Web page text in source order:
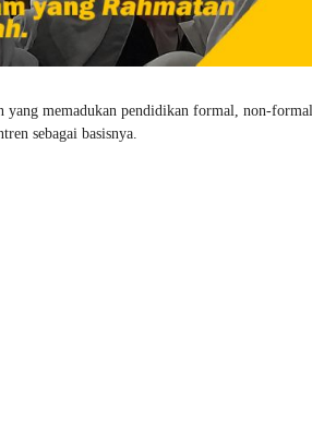
yang memadukan pendidikan formal, non-formal
sebagai basisnya.